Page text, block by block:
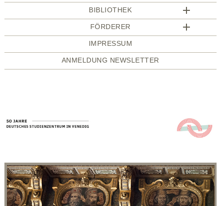
BIBLIOTHEK
FÖRDERER
IMPRESSUM
ANMELDUNG NEWSLETTER